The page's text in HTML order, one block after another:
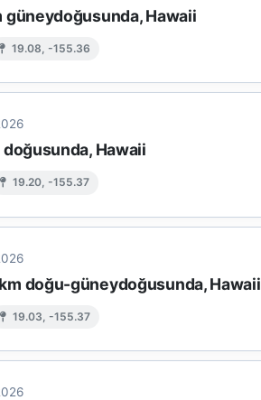
güneydoğusunda, Hawaii
19.08, -155.36
doğusunda, Hawaii
19.20, -155.37
doğu-güneydoğusunda, Hawaii
19.03, -155.37